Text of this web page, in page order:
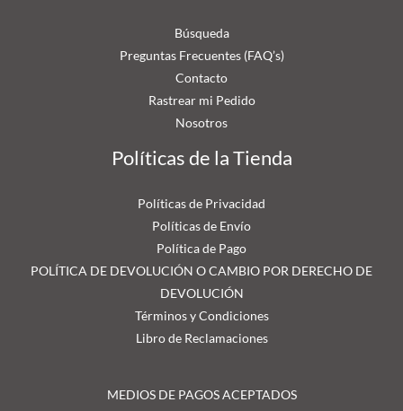
Búsqueda
Preguntas Frecuentes (FAQ’s)
Contacto
Rastrear mi Pedido
Nosotros
Políticas de la Tienda
Políticas de Privacidad
Políticas de Envío
Política de Pago
POLÍTICA DE DEVOLUCIÓN O CAMBIO POR DERECHO DE
DEVOLUCIÓN
Términos y Condiciones
Libro de Reclamaciones
MEDIOS DE PAGOS ACEPTADOS